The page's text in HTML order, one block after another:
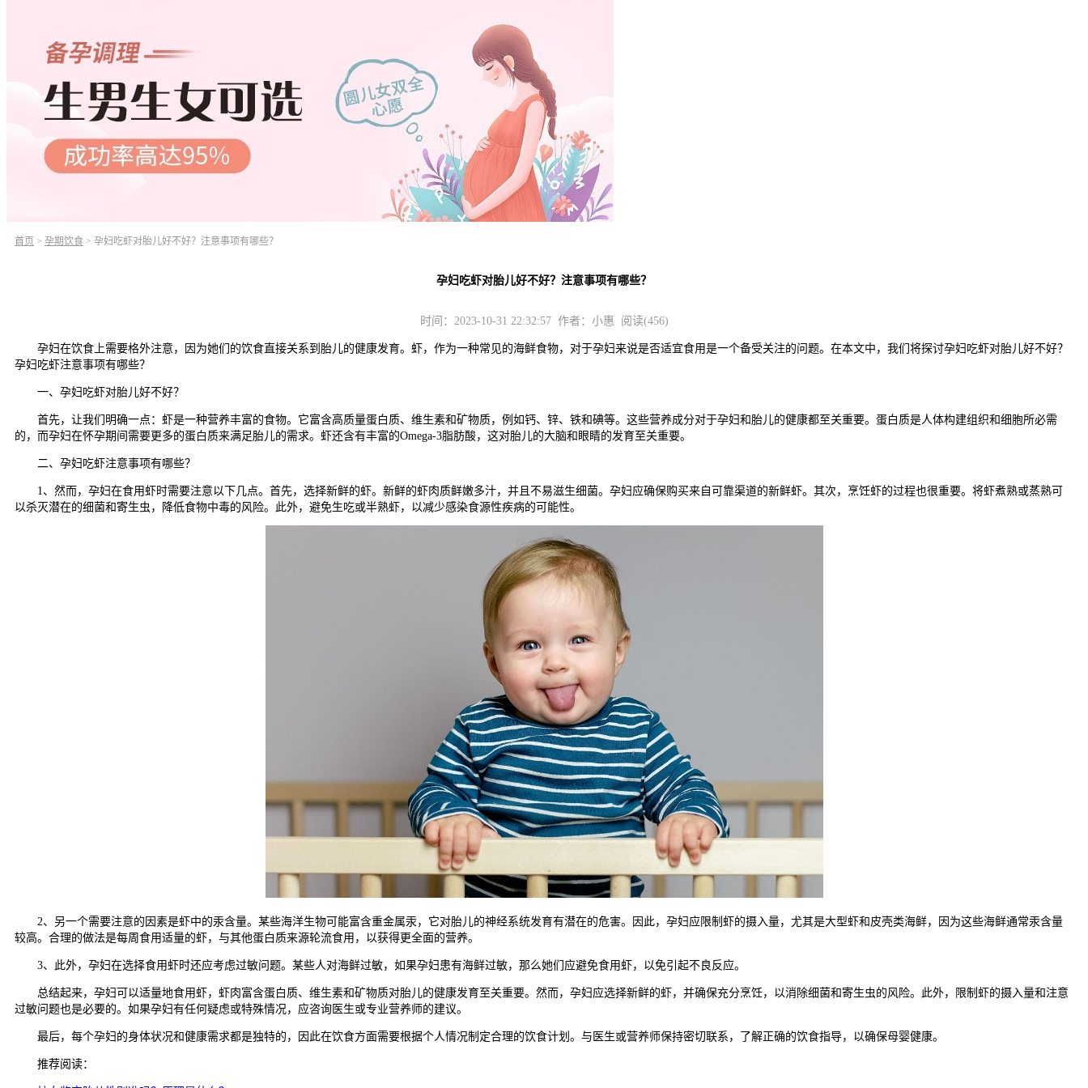
首页 > 孕期饮食 > 孕妇吃虾对胎儿好不好？注意事项有哪些？
孕妇吃虾对胎儿好不好？注意事项有哪些？
时间：2023-10-31 22:32:57 作者：小惠 阅读(456)
孕妇在饮食上需要格外注意，因为她们的饮食直接关系到胎儿的健康发育。虾，作为一种常见的海鲜食物，对于孕妇来说是否适宜食用是一个备受关注的问题。在本文中，我们将探讨孕妇吃虾对胎儿好不好？
孕妇吃虾注意事项有哪些？
一、孕妇吃虾对胎儿好不好？
首先，让我们明确一点：虾是一种营养丰富的食物。它富含高质量蛋白质、维生素和矿物质，例如钙、锌、铁和碘等。这些营养成分对于孕妇和胎儿的健康都至关重要。蛋白质是人体构建组织和细胞所必需
的，而孕妇在怀孕期间需要更多的蛋白质来满足胎儿的需求。虾还含有丰富的Omega-3脂肪酸，这对胎儿的大脑和眼睛的发育至关重要。
二、孕妇吃虾注意事项有哪些？
1、然而，孕妇在食用虾时需要注意以下几点。首先，选择新鲜的虾。新鲜的虾肉质鲜嫩多汁，并且不易滋生细菌。孕妇应确保购买来自可靠渠道的新鲜虾。其次，烹饪虾的过程也很重要。将虾煮熟或蒸熟可
以杀灭潜在的细菌和寄生虫，降低食物中毒的风险。此外，避免生吃或半熟虾，以减少感染食源性疾病的可能性。
2、另一个需要注意的因素是虾中的汞含量。某些海洋生物可能富含重金属汞，它对胎儿的神经系统发育有潜在的危害。因此，孕妇应限制虾的摄入量，尤其是大型虾和皮壳类海鲜，因为这些海鲜通常汞含量
较高。合理的做法是每周食用适量的虾，与其他蛋白质来源轮流食用，以获得更全面的营养。
3、此外，孕妇在选择食用虾时还应考虑过敏问题。某些人对海鲜过敏，如果孕妇患有海鲜过敏，那么她们应避免食用虾，以免引起不良反应。
总结起来，孕妇可以适量地食用虾，虾肉富含蛋白质、维生素和矿物质对胎儿的健康发育至关重要。然而，孕妇应选择新鲜的虾，并确保充分烹饪，以消除细菌和寄生虫的风险。此外，限制虾的摄入量和注意
过敏问题也是必要的。如果孕妇有任何疑虑或特殊情况，应咨询医生或专业营养师的建议。
最后，每个孕妇的身体状况和健康需求都是独特的，因此在饮食方面需要根据个人情况制定合理的饮食计划。与医生或营养师保持密切联系，了解正确的饮食指导，以确保母婴健康。
推荐阅读：